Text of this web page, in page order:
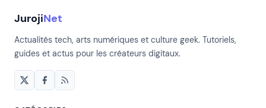
JurojiNet
Actualités tech, arts numériques et culture geek. Tutoriels,
guides et actus pour les créateurs digitaux.